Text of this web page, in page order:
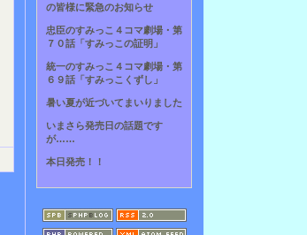
の皆様に緊急のお知らせ
忠臣のすみっこ４コマ劇場・第
７０話「すみっこの証明」
統一のすみっこ４コマ劇場・第
６９話「すみっこくずし」
暑い夏が近づいてまいりました
いまさら発売日の話題です
が……
本日発売！！